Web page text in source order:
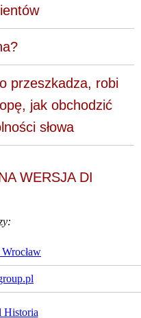
przeszkadza, robi
jak obchodzić
słowa
WERSJA DI